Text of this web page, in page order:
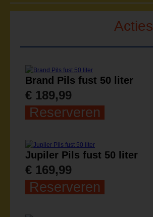
Acties
Brand Pils fust 50 liter
€ 189,99
Reserveren
Jupiler Pils fust 50 liter
€ 169,99
Reserveren